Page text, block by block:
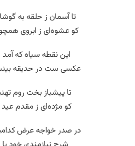
تا آسمان ز حلقه به
کو عشوه‌ای ز ابروی
این نقطه سیاه که آمد
عکسی ست در حدیقه
تا پیشباز بخت روم
کو مژده‌ای ز مقدم
در صدر خواجه عرض